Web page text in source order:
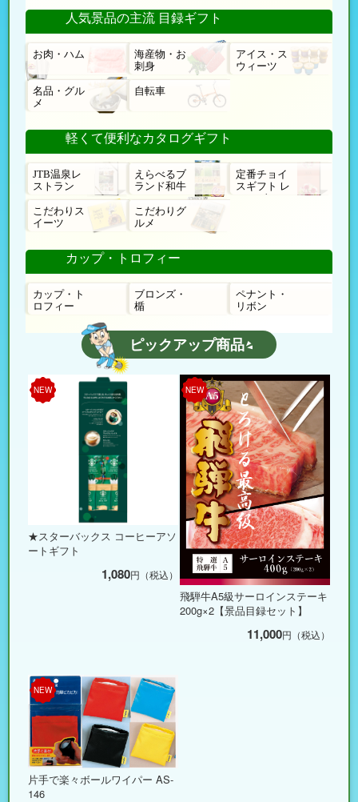
人気景品の主流 目録ギフト
お肉・ハム
海産物・お
刺身
アイス・ス
ウィーツ
名品・グル
メ
自転車
軽くて便利なカタログギフト
JTB温泉レ
ストラン
えらべるブ
ランド和牛
定番チョイ
スギフト レ
ローゼ
こだわりス
イーツ
こだわりグ
ルメ
カップ・トロフィー
カップ・ト
ロフィー
ブロンズ・
楯
ペナント・
リボン
ピックアップ商品
NEW
★スターバックス コーヒーアソ
ートギフト
1,080円（税込）
NEW
飛騨牛A5級サーロインステーキ
200g×2【景品目録セット】
11,000円（税込）
NEW
片手で楽々ボールワイパー AS-
146